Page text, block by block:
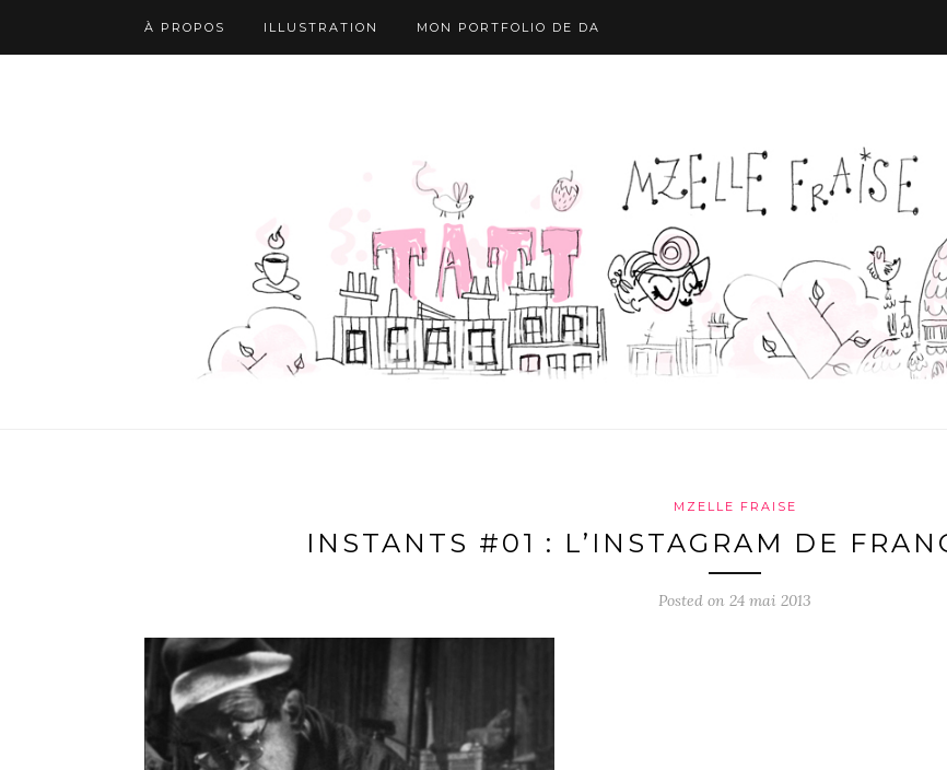
À PROPOS ILLUSTRATION MON PORTFOLIO DE DA
MZELLE FRAISE
INSTANTS #01 : L’INSTAGRAM DE
Posted on 24 mai 2013